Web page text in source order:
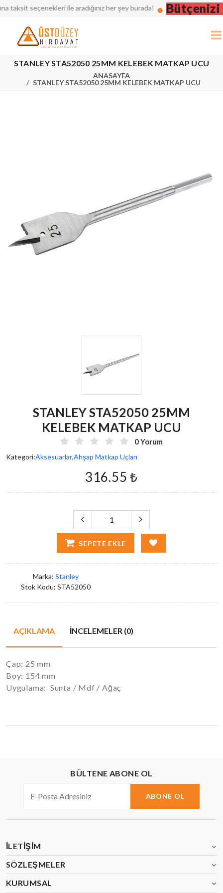
seçenekleri ile aradığınız her şey burada! Bütçenizi
STANLEY STA52050 25MM KELEBEK MATKAP UCU
ANASAYFA
STANLEY STA52050 25MM KELEBEK MATKAP UCU
STANLEY STA52050 25MM
KELEBEK MATKAP UCU
0 Yorum
Kategori:Aksesuarlar,Ahşap Matkap Uçları
316.55 ₺
SEPETE EKLE
Marka: Stanley
Stok Kodu: STA52050
AÇIKLAMA İNCELEMELER (0)
Çap: 25 mm
Boy: 154 mm
Uygulama: Sunta / Mdf / Ağaç
BÜLTENE ABONE OL
ABONE OL
İLETIŞIM
SÖZLEŞMELER
KURUMSAL